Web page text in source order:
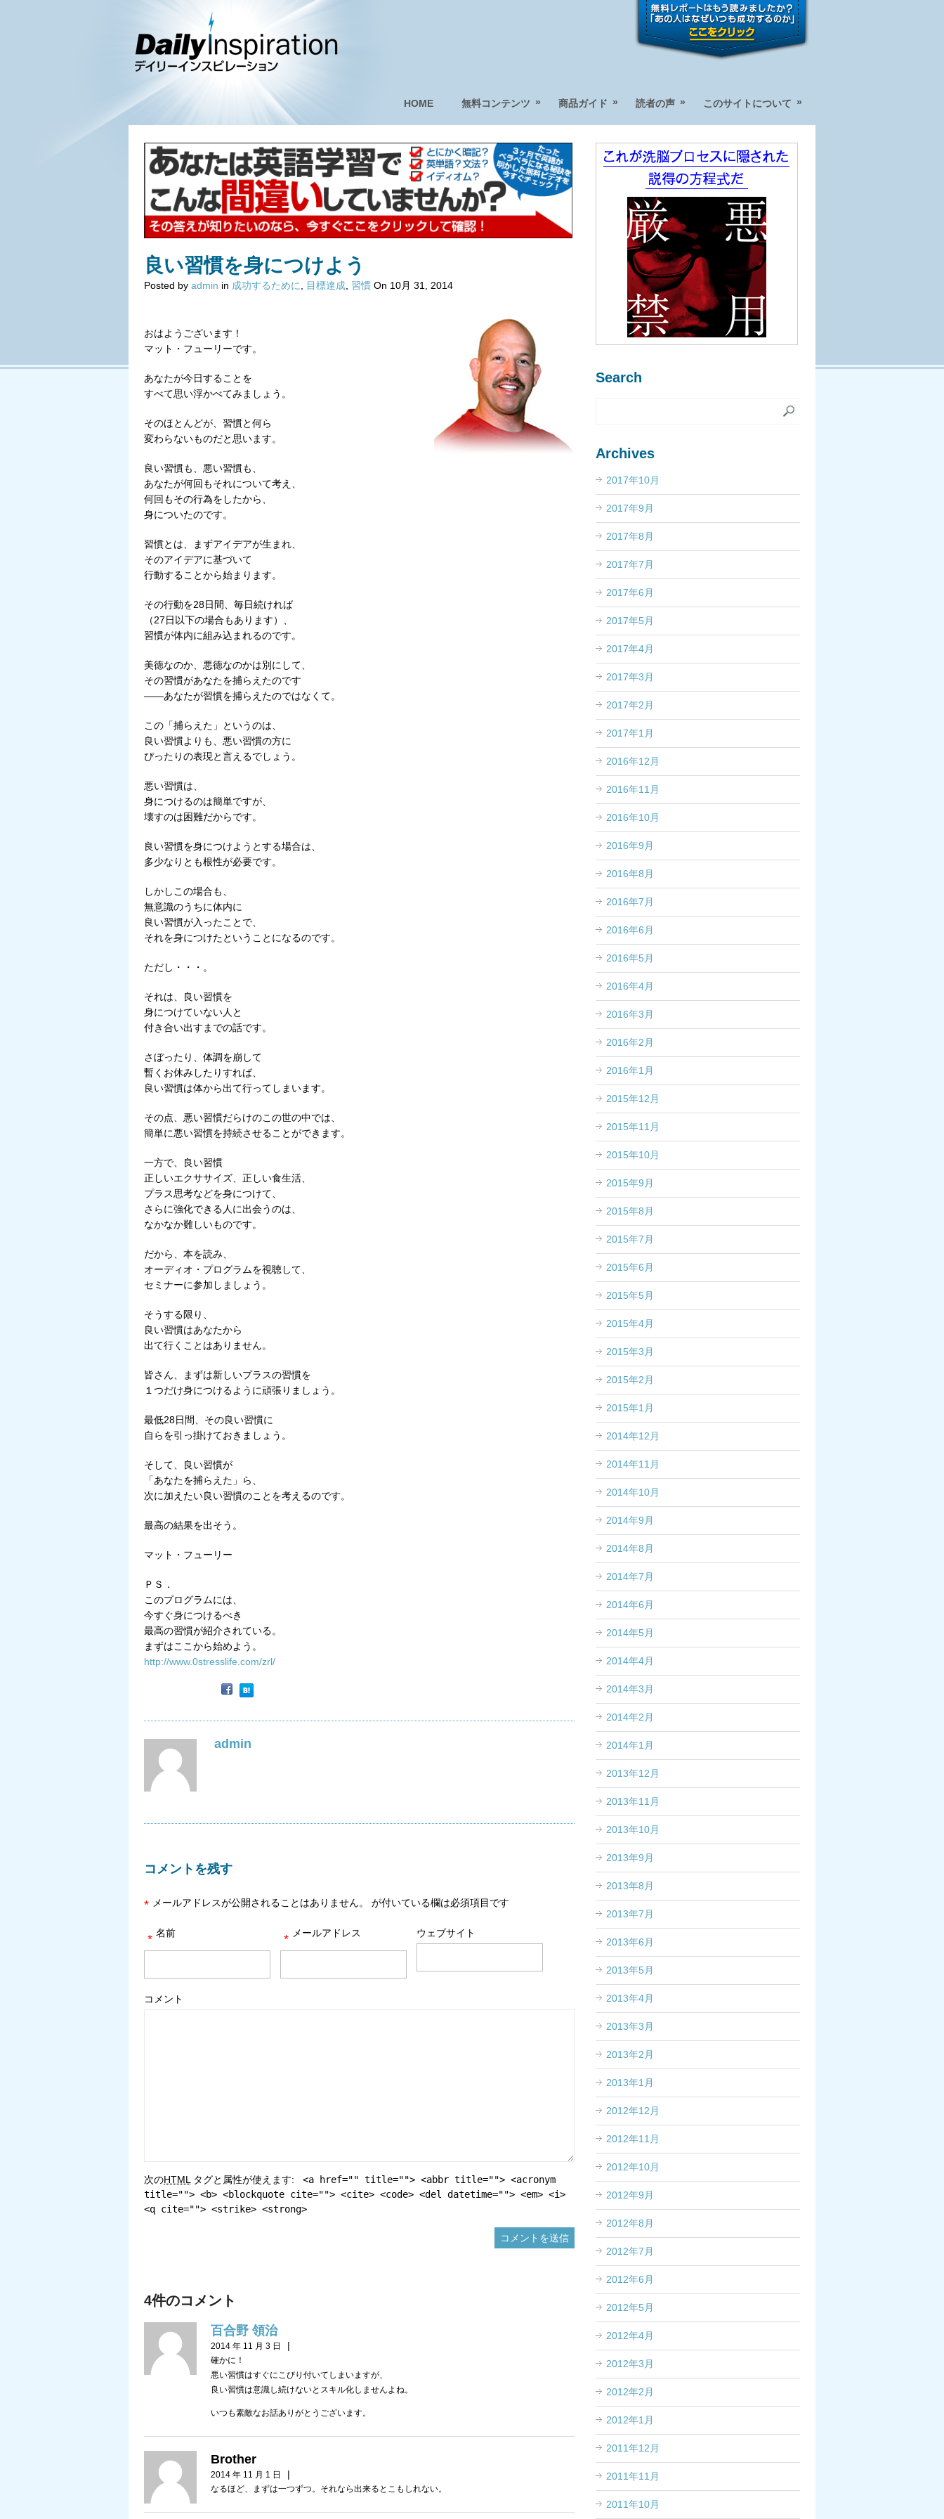
HOME 無料コンテンツ » 商品ガイド » 読者の声 » このサイトについて »
良い習慣を身につけよう
Posted by admin in 成功するために 目標達成 習慣 On 10月 31, 2014
おはようございます！
マット・フューリーです。
あなたが今日することを
すべて思い浮かべてみましょう。
そのほとんどが、習慣と何ら
変わらないものだと思います。
良い習慣も、悪い習慣も、
あなたが何回もそれについて考え、
何回もその行為をしたから、
身についたのです。
習慣とは、まずアイデアが生まれ、
そのアイデアに基づいて
行動することから始まります。
その行動を28日間、毎日続ければ
（27日以下の場合もあります）、
習慣が体内に組み込まれるのです。
美徳なのか、悪徳なのかは別にして、
その習慣があなたを捕らえたのです
――あなたが習慣を捕らえたのではなくて。
この「捕らえた」というのは、
良い習慣よりも、悪い習慣の方に
ぴったりの表現と言えるでしょう。
悪い習慣は、
身につけるのは簡単ですが、
壊すのは困難だからです。
良い習慣を身につけようとする場合は、
多少なりとも根性が必要です。
しかしこの場合も、
無意識のうちに体内に
良い習慣が入ったことで、
それを身につけたということになるのです。
ただし・・・。
それは、良い習慣を
身につけていない人と
付き合い出すまでの話です。
さぼったり、体調を崩して
暫くお休みしたりすれば、
良い習慣は体から出て行ってしまいます。
その点、悪い習慣だらけのこの世の中では、
簡単に悪い習慣を持続させることができます。
一方で、良い習慣
正しいエクササイズ、正しい食生活、
プラス思考などを身につけて、
さらに強化できる人に出会うのは、
なかなか難しいものです。
だから、本を読み、
オーディオ・プログラムを視聴して、
セミナーに参加しましょう。
そうする限り、
良い習慣はあなたから
出て行くことはありません。
皆さん、まずは新しいプラスの習慣を
１つだけ身につけるように頑張りましょう。
最低28日間、その良い習慣に
自らを引っ掛けておきましょう。
そして、良い習慣が
「あなたを捕らえた」ら、
次に加えたい良い習慣のことを考えるのです。
最高の結果を出そう。
マット・フューリー
ＰＳ．
このプログラムには、
今すぐ身につけるべき
最高の習慣が紹介されている。
まずはここから始めよう。
http://www.0stresslife.com/zrl/
admin
コメントを残す
メールアドレスが公開されることはありません。
* が付いている欄は必須項目です
名前
* メールアドレス
* ウェブサイト
コメント
次のHTML タグと属性が使えます:
<a href="" title=""> <abbr title=""> <acronym
title=""> <b> <blockquote cite=""> <cite> <code> <del datetime=""> <em> <i>
<q cite=""> <strike> <strong>
4件のコメント
百合野 領治
2014 年 11 月 3 日 |
確かに！
悪い習慣はすぐにこびり付いてしまいますが、
良い習慣は意識し続けないとスキル化しませんよね。
いつも素敵なお話ありがとうございます。
Brother
2014 年 11 月 1 日 |
なるほど、まずは一つずつ。それなら出来るとこもしれない。
Search
Archives
2017年10月
2017年9月
2017年8月
2017年7月
2017年6月
2017年5月
2017年4月
2017年3月
2017年2月
2017年1月
2016年12月
2016年11月
2016年10月
2016年9月
2016年8月
2016年7月
2016年6月
2016年5月
2016年4月
2016年3月
2016年2月
2016年1月
2015年12月
2015年11月
2015年10月
2015年9月
2015年8月
2015年7月
2015年6月
2015年5月
2015年4月
2015年3月
2015年2月
2015年1月
2014年12月
2014年11月
2014年10月
2014年9月
2014年8月
2014年7月
2014年6月
2014年5月
2014年4月
2014年3月
2014年2月
2014年1月
2013年12月
2013年11月
2013年10月
2013年9月
2013年8月
2013年7月
2013年6月
2013年5月
2013年4月
2013年3月
2013年2月
2013年1月
2012年12月
2012年11月
2012年10月
2012年9月
2012年8月
2012年7月
2012年6月
2012年5月
2012年4月
2012年3月
2012年2月
2012年1月
2011年12月
2011年11月
2011年10月